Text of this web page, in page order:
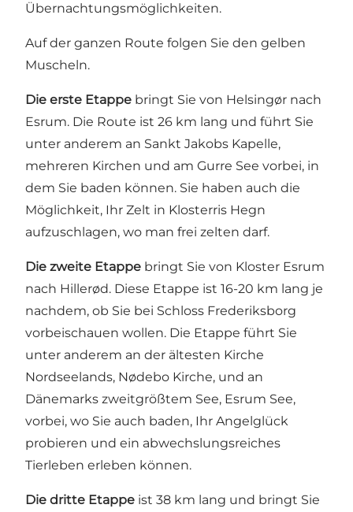
Übernachtungsmöglichkeiten.
Auf der ganzen Route folgen Sie den gelben
Muscheln.
Die erste Etappe bringt Sie von Helsingør nach
Esrum. Die Route ist 26 km lang und führt Sie
unter anderem an Sankt Jakobs Kapelle,
mehreren Kirchen und am Gurre See vorbei, in
dem Sie baden können. Sie haben auch die
Möglichkeit, Ihr Zelt in Klosterris Hegn
aufzuschlagen, wo man frei zelten darf.
Die zweite Etappe bringt Sie von Kloster Esrum
nach Hillerød. Diese Etappe ist 16-20 km lang je
nachdem, ob Sie bei Schloss Frederiksborg
vorbeischauen wollen. Die Etappe führt Sie
unter anderem an der ältesten Kirche
Nordseelands, Nødebo Kirche, und an
Dänemarks zweitgrößtem See, Esrum See,
vorbei, wo Sie auch baden, Ihr Angelglück
probieren und ein abwechslungsreiches
Tierleben erleben können.
Die dritte Etappe ist 38 km lang und bringt Sie